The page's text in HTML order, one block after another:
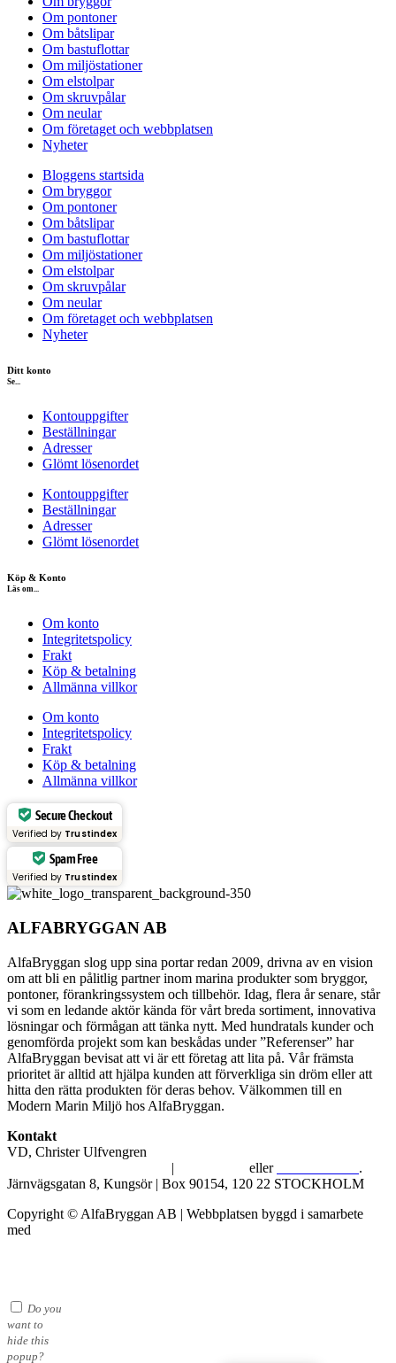
Om pontoner
Om båtslipar
Om bastuflottar
Om miljöstationer
Om elstolpar
Om skruvpålar
Om neular
Om företaget och webbplatsen
Nyheter
Bloggens startsida
Om bryggor
Om pontoner
Om båtslipar
Om bastuflottar
Om miljöstationer
Om elstolpar
Om skruvpålar
Om neular
Om företaget och webbplatsen
Nyheter
Ditt konto
Se...
Kontouppgifter
Beställningar
Adresser
Glömt lösenordet
Kontouppgifter
Beställningar
Adresser
Glömt lösenordet
Köp & Konto
Läs om...
Om konto
Integritetspolicy
Frakt
Köp & betalning
Allmänna villkor
Om konto
Integritetspolicy
Frakt
Köp & betalning
Allmänna villkor
Secure Checkout
Verified by Trustindex
Spam Free
Verified by Trustindex
ALFABRYGGAN AB
AlfaBryggan slog upp sina portar redan 2009, drivna av en vision
om att bli en pålitlig partner inom marina produkter som bryggor,
pontoner, förankringssystem och tillbehör. Idag, flera år senare, står
vi som en ledande aktör kända för vårt breda sortiment, innovativa
lösningar och förmågan att tänka nytt. Med hundratals kunder och
genomförda projekt som kan beskådas under ”Referenser” har
AlfaBryggan bevisat att vi är ett företag att lita på. Vår främsta
prioritet är alltid att hjälpa kunden att förverkliga sin dröm eller att
hitta den rätta produkten för deras behov. Välkommen till en
Modern Marin Miljö hos AlfaBryggan.
Kontakt
VD, Christer Ulfvengren
| eller
.
Järnvägsgatan 8, Kungsör | Box 90154, 120 22 STOCKHOLM
Copyright © AlfaBryggan AB | Webbplatsen byggd i samarbete
med
Do you
want to
hide this
popup?